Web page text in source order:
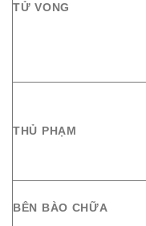
TỬ VONG
THỦ PHẠM
BÊN BÀO CHỮA